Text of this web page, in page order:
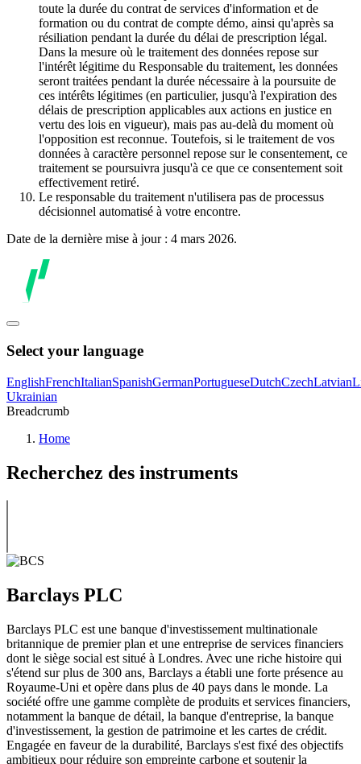
toute la durée du contrat de services d'information et de
formation ou du contrat de compte démo, ainsi qu'après sa
résiliation pendant la durée du délai de prescription légal.
Dans la mesure où le traitement des données repose sur
l'intérêt légitime du Responsable du traitement, les données
seront traitées pendant la durée nécessaire à la poursuite de
ces intérêts légitimes (en particulier, jusqu'à l'expiration des
délais de prescription applicables aux actions en justice en
vertu des lois en vigueur), mais pas au-delà du moment où
l'opposition est reconnue. Toutefois, si le traitement de vos
données à caractère personnel repose sur le consentement, ce
traitement se poursuivra jusqu'à ce que ce consentement soit
effectivement retiré.
Le responsable du traitement n'utilisera pas de processus
décisionnel automatisé à votre encontre.
Date de la dernière mise à jour : 4 mars 2026.
Select your language
EnglishFrenchItalianSpanishGermanPortugueseDutchCzechLatvian
Ukrainian
Breadcrumb
Home
Recherchez des instruments
Barclays PLC
Barclays PLC est une banque d'investissement multinationale
britannique de premier plan et une entreprise de services financiers
dont le siège social est situé à Londres. Avec une riche histoire qui
s'étend sur plus de 300 ans, Barclays a établi une forte présence au
Royaume-Uni et opère dans plus de 40 pays dans le monde. La
société offre une gamme complète de produits et services financiers,
notamment la banque de détail, la banque d'entreprise, la banque
d'investissement, la gestion de patrimoine et les cartes de crédit.
Engagée en faveur de la durabilité, Barclays s'est fixé des objectifs
ambitieux pour réduire son empreinte carbone et soutenir la